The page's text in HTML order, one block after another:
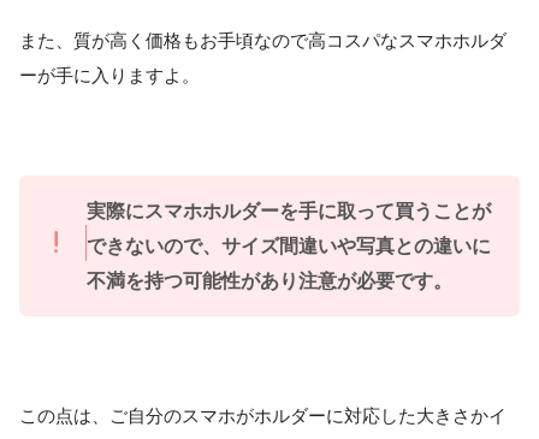
また、質が高く価格もお手頃なので高コスパなスマホホルダ
ーが手に入りますよ。
実際にスマホホルダーを手に取って買うことが
できないので、サイズ間違いや写真との違いに
不満を持つ可能性があり注意が必要です。
この点は、ご自分のスマホがホルダーに対応した大きさかイ